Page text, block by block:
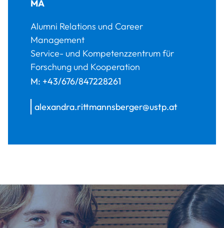
MA
Alumni Relations und Career
Management
Service- und Kompetenzzentrum für
Forschung und Kooperation
M: +43/676/847228261
alexandra.rittmannsberger@ustp.at